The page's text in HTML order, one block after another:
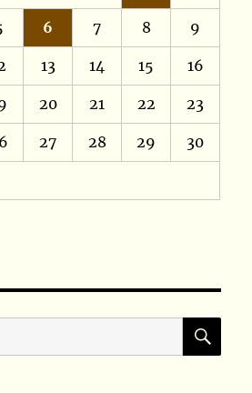
6 7 8 9
13 14 15 16
20 21 22 23
27 28 29 30